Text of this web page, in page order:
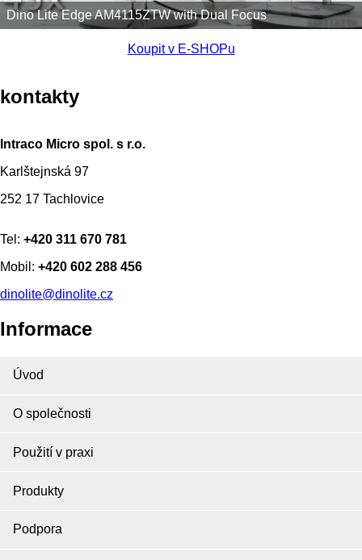
Dino Lite Edge AM4115ZTW with Dual Focus
Koupit v E-SHOPu
kontakty
Intraco Micro spol. s r.o.
Karlštejnská 97
252 17 Tachlovice
Tel: +420 311 670 781
Mobil: +420 602 288 456
dinolite@dinolite.cz
Informace
Úvod
O společnosti
Použití v praxi
Produkty
Podpora